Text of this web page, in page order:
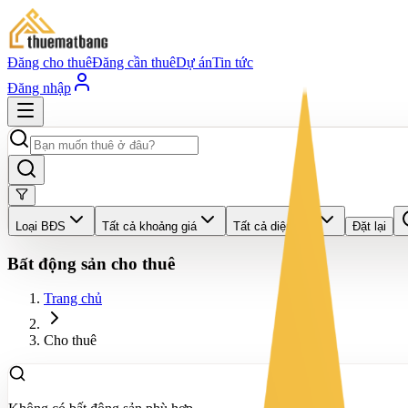
Đăng cho thuêĐăng cần thuêDự ánTin tức
Đăng nhập
Loại BĐS Tất cả khoảng giá Tất cả diện tích Đặt lại
Bất động sản cho thuê
Trang chủ
Cho thuê